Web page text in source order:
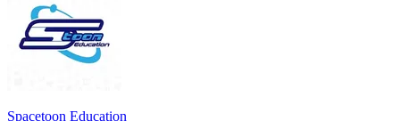
Spacetoon Education